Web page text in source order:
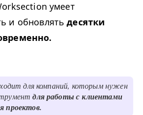
умеет
и обновлятьдесятки
для компаний, которым нужен
для работы с клиентами
проектов.